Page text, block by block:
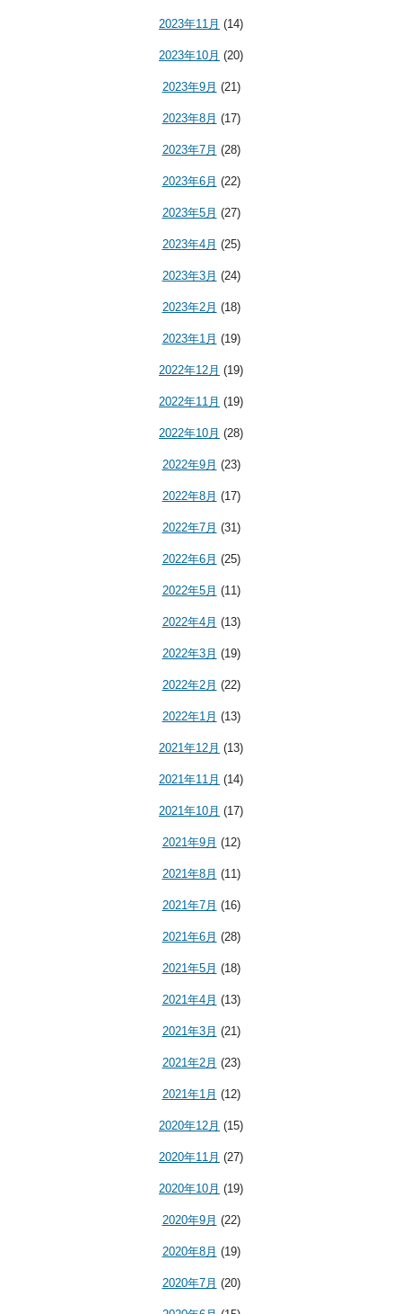
2023年11月 (14)
2023年10月 (20)
2023年9月 (21)
2023年8月 (17)
2023年7月 (28)
2023年6月 (22)
2023年5月 (27)
2023年4月 (25)
2023年3月 (24)
2023年2月 (18)
2023年1月 (19)
2022年12月 (19)
2022年11月 (19)
2022年10月 (28)
2022年9月 (23)
2022年8月 (17)
2022年7月 (31)
2022年6月 (25)
2022年5月 (11)
2022年4月 (13)
2022年3月 (19)
2022年2月 (22)
2022年1月 (13)
2021年12月 (13)
2021年11月 (14)
2021年10月 (17)
2021年9月 (12)
2021年8月 (11)
2021年7月 (16)
2021年6月 (28)
2021年5月 (18)
2021年4月 (13)
2021年3月 (21)
2021年2月 (23)
2021年1月 (12)
2020年12月 (15)
2020年11月 (27)
2020年10月 (19)
2020年9月 (22)
2020年8月 (19)
2020年7月 (20)